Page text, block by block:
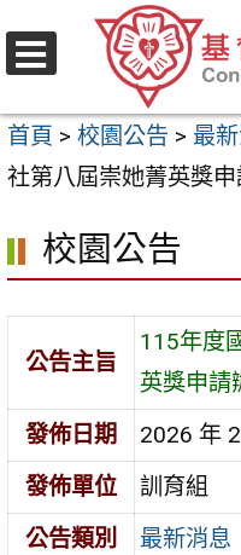
至
要
內
區
首頁 > 校園公告 > 最
社第八屆崇她菁英獎
校園公告
公告主旨
115年度
英獎申請
發佈日期
2026 年
發佈單位
訓育組
公告類別
最新消息
選
單